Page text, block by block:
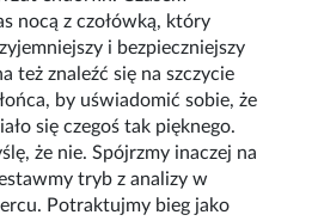
nocą z czołówką, który
i bezpieczniejszy
też znaleźć się na szczycie
by uświadomić sobie, że
się czegoś tak pięknego.
że nie. Spójrzmy inaczej na
tryb z analizy w
Potraktujmy bieg jako